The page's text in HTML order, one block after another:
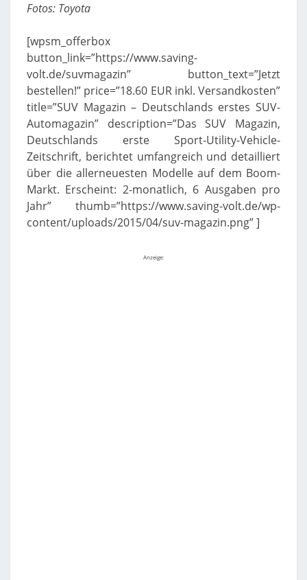
Fotos: Toyota
[wpsm_offerbox
button_link=”https://www.saving-
volt.de/suvmagazin” button_text=”Jetzt
bestellen!” price=”18.60 EUR inkl. Versandkosten”
title=”SUV Magazin – Deutschlands erstes SUV-
Automagazin” description=”Das SUV Magazin,
Deutschlands erste Sport-Utility-Vehicle-
Zeitschrift, berichtet umfangreich und detailliert
über die allerneuesten Modelle auf dem Boom-
Markt. Erscheint: 2-monatlich, 6 Ausgaben pro
Jahr” thumb=”https://www.saving-volt.de/wp-
content/uploads/2015/04/suv-magazin.png” ]
Anzeige: